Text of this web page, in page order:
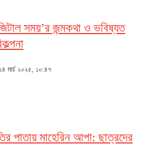
সময়’র জন্মকথা ও ভবিষ্যত
মার্চ ২০২৫, ১০:৪৭
পাতায় মাহেরিন আপা: ছাত্রদের